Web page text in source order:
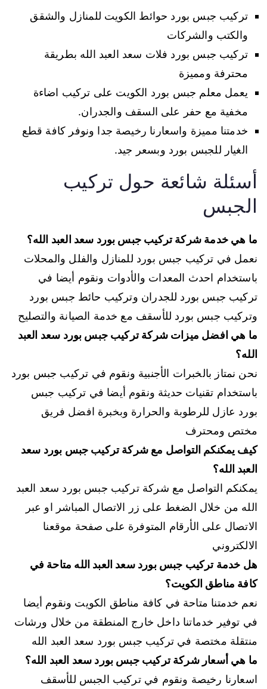
تركيب جبس بورد حوائط الكويت للمنازل والشقق
والكتب والشركات
تركيب جبس بورد فلات سعد العبد الله بطريقة
محترفة ومميزة
يعمل معلم جبس بورد الكويت على تركيب اضاءة
مخفية مع حفر على السقف والجدران.
خدمتنا مميزة واسعارنا رخيصة جدا ونوفر كافة قطع
الغيار للجبس بورد وبسعر جيد.
أسئلة شائعة حول تركيب
الجبس
ما هي خدمة شركة تركيب جبس بورد سعد العبد الله؟
نعمل في تركيب جبس بورد للمنازل والفلل والمحلات
باستخدام احدث المعدات والأدوات ونقوم أيضا في
تركيب جبس بورد للجدران وتركيب حائط جبس بورد
وتركيب جبس بورد للأسقف مع خدمة الصيانة والتصليح
ما هي افضل ميزات شركة تركيب جبس بورد سعد العبد
الله؟
نحن نمتاز بالخبرات الأجنبية ونقوم في تركيب جبس بورد
باستخدام تقنيات حديثة ونقوم أيضا في تركيب جبس
بورد عازل للرطوبة والحرارة وبخبرة افضل فريق
مختص ومحترف
كيف يمكنكم التواصل مع شركة تركيب جبس بورد سعد
العبد الله؟
يمكنكم التواصل مع شركة تركيب جبس بورد سعد العبد
الله من خلال الضغط على زر الاتصال المباشر او عبر
الاتصال على الأرقام المتوفرة على صفحة موقعنا
الالكتروني
هل خدمة تركيب جبس بورد سعد العبد الله متاحة في
كافة مناطق الكويت؟
نعم خدمتنا متاحة في كافة مناطق الكويت ونقوم أيضا
في توفير خدماتنا داخل خارج المنطقة من خلال ورشات
منتقلة مختصة في تركيب جبس بورد سعد العبد الله
ما هي أسعار شركة تركيب جبس بورد سعد العبد الله؟
اسعارنا رخيصة ونقوم في تركيب الجبس للأسقف